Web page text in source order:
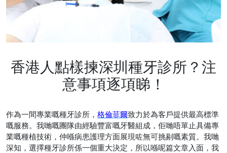
香港人點樣揀深圳種牙診所？注
意事項逐項睇！
作為一間專業嘅種牙診所， 格倫菲爾致力於為客戶提供最高標準
嘅服務。我哋嘅團隊由經驗豐富嘅牙醫組成，佢哋唔單止具備專
業嘅種植技術，仲喺病患護理方面展現咗無可挑剔嘅素質。我哋
深知，選擇種牙診所係一個重大決定，所以喺呢篇文章入面，我